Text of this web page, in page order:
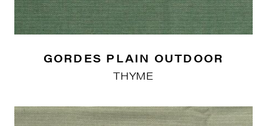
GORDES PLAIN OUTDOOR
THYME